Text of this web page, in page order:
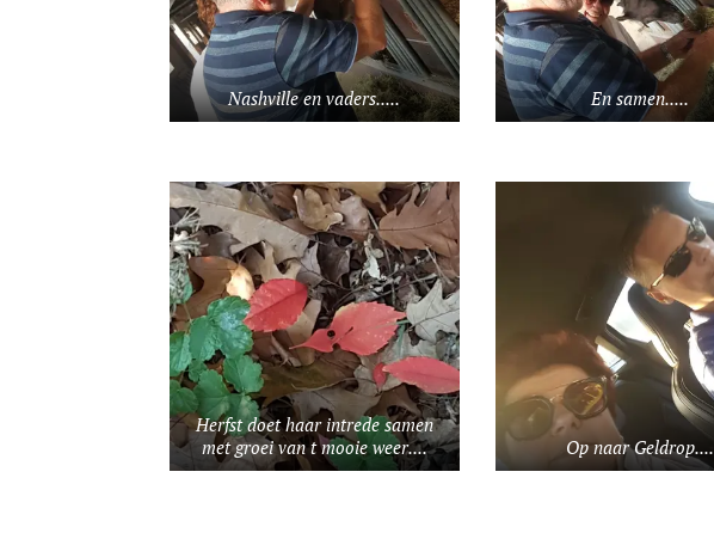
Nashville en vaders..... En samen.....
Herfst doet haar intrede samen
met groei van t mooie weer....
Op naar Geldrop....